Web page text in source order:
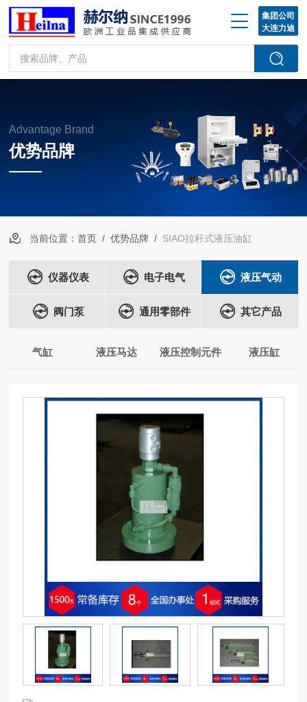
集团公司
大连力迪
Advantage Brand
优势品牌
当前位置：首页 /优势品牌 / SIAO拉杆式液压油缸
仪器仪表 电子电气 液压气动
阀门泵 通用零部件 其它产品
气缸 液压马达 液压控制元件 液压缸